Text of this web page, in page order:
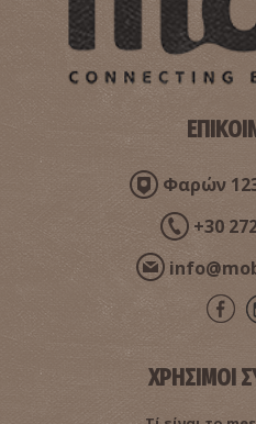
Φαρών
+30
ΧΡΗΣΙΜΟΙ